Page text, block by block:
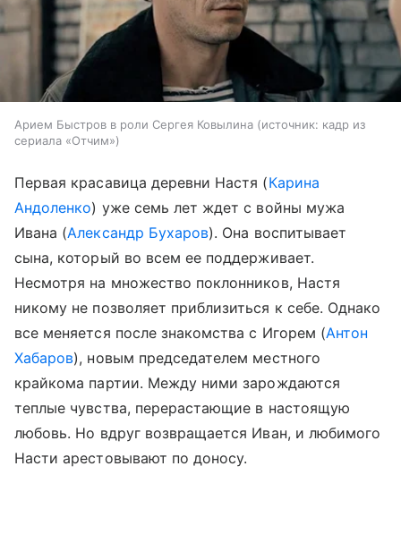
Арием Быстров в роли Сергея Ковылина источник: кадр из
сериала «Отчим»
Первая красавица деревни Настя (Карина
Андоленко) уже семь лет ждет с войны мужа
Ивана (Александр Бухаров). Она воспитывает
сына, который во всем ее поддерживает.
Несмотря на множество поклонников, Настя
никому не позволяет приблизиться к себе. Однако
все меняется после знакомства с Игорем (Антон
Хабаров), новым председателем местного
крайкома партии. Между ними зарождаются
теплые чувства, перерастающие в настоящую
любовь. Но вдруг возвращается Иван, и любимого
Насти арестовывают по доносу.